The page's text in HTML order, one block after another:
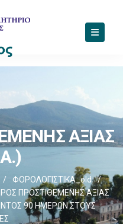
ΑΞΙΑΣ
/ ΦΟΡΟΛΟΓΙΣΤΙΚΑ_old
/
ΠΡΟΣΤΙΘΕΜΕΝΗΣ ΑΞΙΑΣ
90 ΗΜΕΡΩΝ ΣΤΟΥΣ